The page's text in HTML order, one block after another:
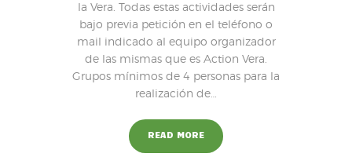
la Vera. Todas estas actividades serán
bajo previa petición en el teléfono o
mail indicado al equipo organizador
de las mismas que es Action Vera.
Grupos mínimos de 4 personas para la
realización de…
READ MORE